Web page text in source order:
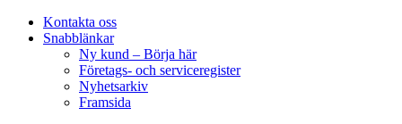
Kontakta oss
Snabblänkar
Ny kund – Börja här
Företags- och serviceregister
Nyhetsarkiv
Framsida